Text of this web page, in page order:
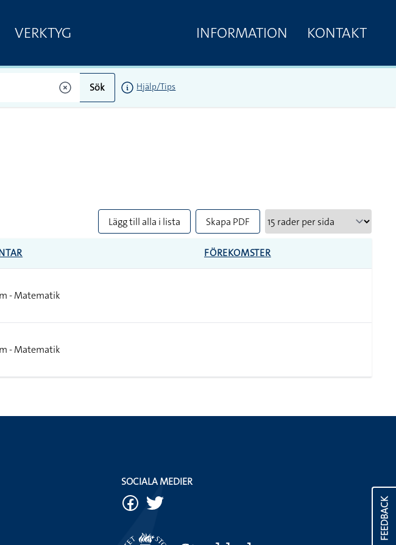
VERKTYG INFORMATION KONTAKT
Sök Hjälp/Tips
Lägg till alla i lista Skapa PDF
FÖREKOMSTER
- Matematik
- Matematik
FEEDBACK
SOCIALA MEDIER